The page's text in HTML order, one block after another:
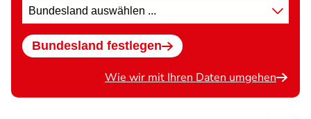
Standort
wählen
Bundesland festlegen
Wie wir mit Ihren Daten umgehen